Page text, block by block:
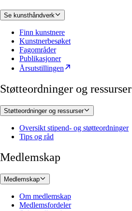
Se kunsthåndverk
Finn kunstnere
Kunstnerbesøket
Fagområder
Publikasjoner
Årsutstillingen
Støtteordninger og ressurser
Støtteordninger og ressurser
Oversikt stipend- og støtteordninger
Tips og råd
Medlemskap
Medlemskap
Om medlemskap
Medlemsfordeler